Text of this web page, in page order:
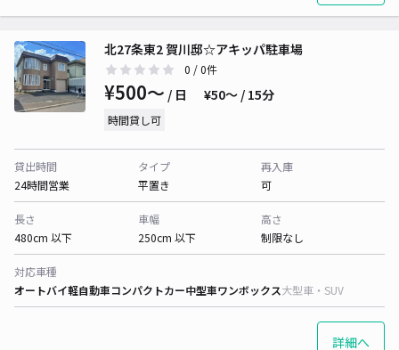
北27条東2 賀川邸☆アキッパ駐車場
0 / 0件
¥500〜 / 日 ¥50〜 / 15分
時間貸し可
貸出時間
24時間営業
タイプ
平置き
再入庫
可
長さ
480cm 以下
車幅
250cm 以下
高さ
制限なし
対応車種
オートバイ軽自動車コンパクトカー中型車ワンボックス大型車・SUV
詳細へ